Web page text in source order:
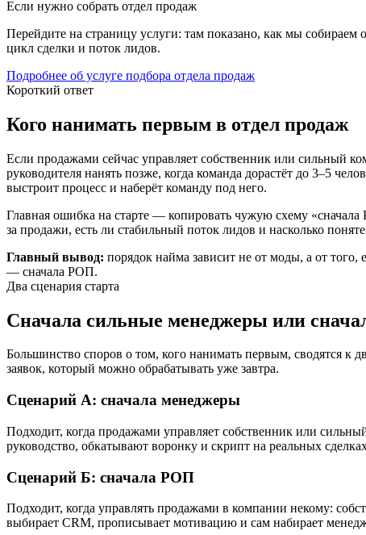
Если нужно собрать отдел продаж
Перейдите на страницу услуги: там показано, как мы
цикл сделки и поток лидов.
Подробнее об услуге подбора отдела продаж
Короткий ответ
Кого нанимать первым в отдел продаж
Если продажами сейчас управляет собственник или сильный
руководителя нанять позже, когда команда дорастёт до 3–5
выстроит процесс и наберёт команду под него.
Главная ошибка на старте — копировать чужую схему
за продажи, есть ли стабильный поток лидов и насколько
Главный вывод: порядок найма зависит не от моды, а от
— сначала РОП.
Два сценария старта
Сначала сильные менеджеры или
Большинство споров о том, кого нанимать первым, сводятся к
заявок, который можно обрабатывать уже завтра.
Сценарий А: сначала менеджеры
Подходит, когда продажами управляет собственник или
руководство, обкатывают воронку и скрипт на реальных
Сценарий Б: сначала РОП
Подходит, когда управлять продажами в компании некому:
выбирает CRM, прописывает мотивацию и сам набирает